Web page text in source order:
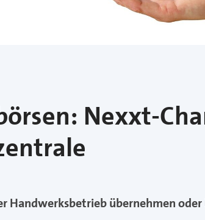
Nexxt-
Handwerksbetrieb übernehmen